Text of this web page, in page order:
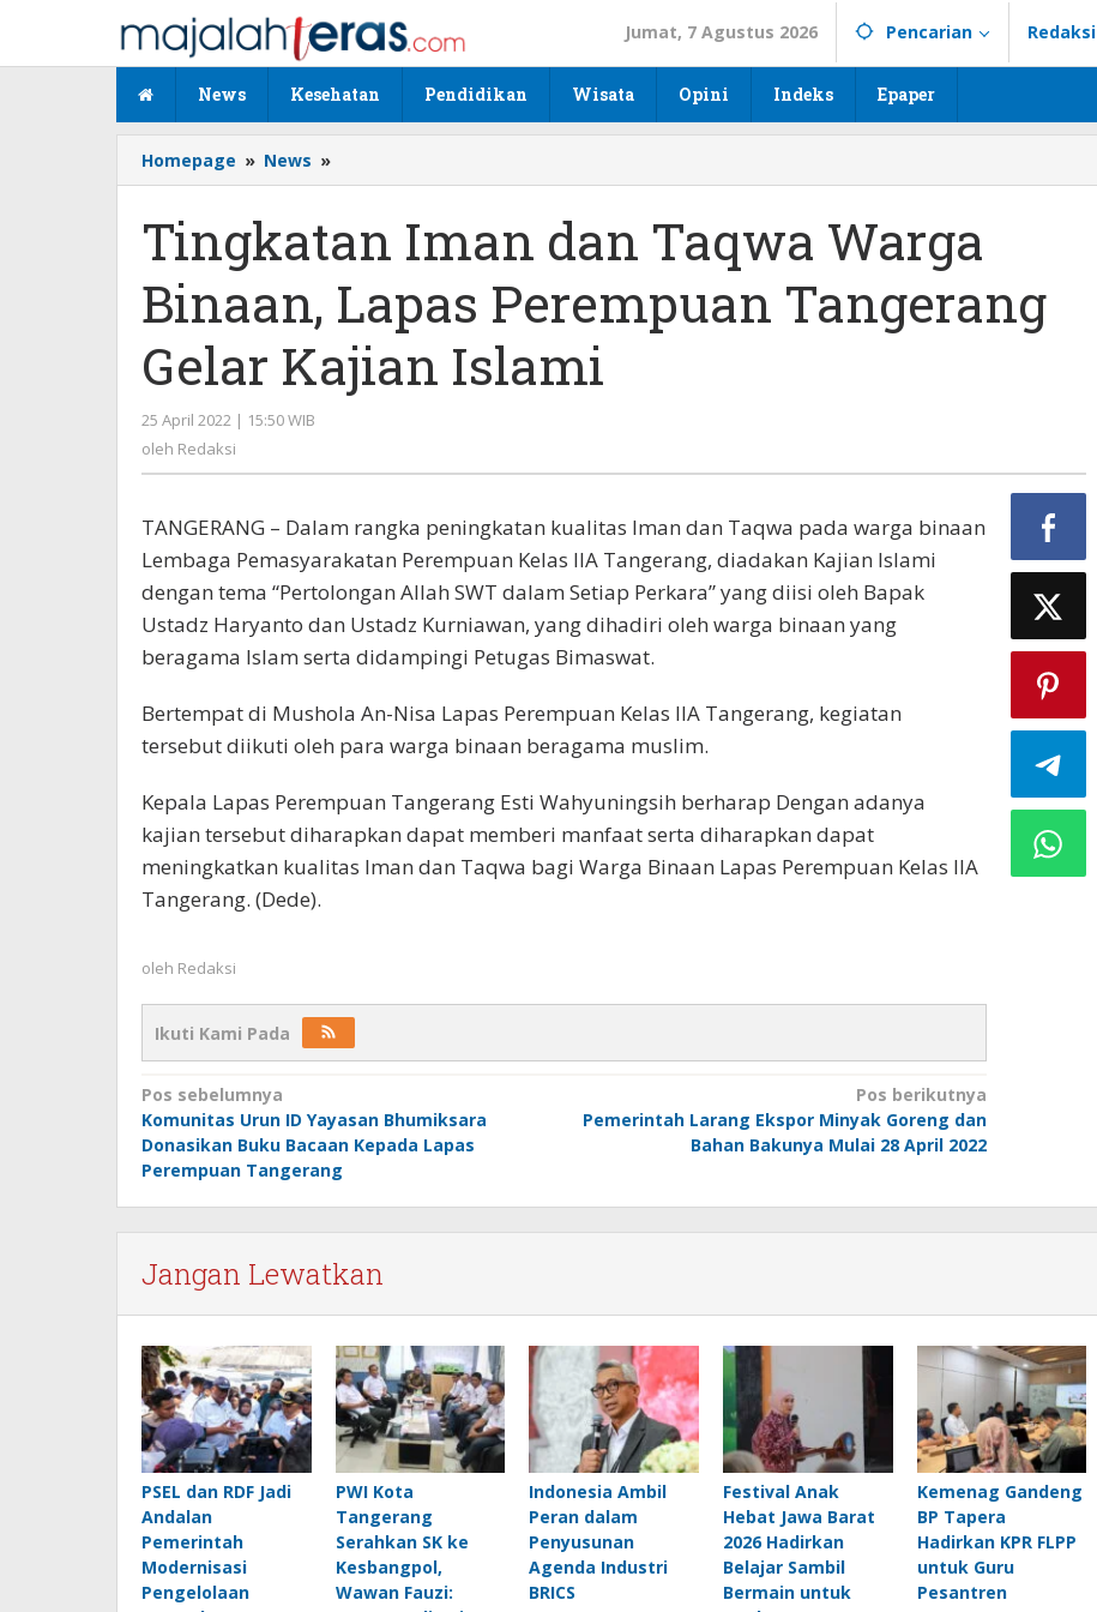
konten
Jumat, 7 Agustus 2026 Pencarian Redaksi
News Kesehatan Pendidikan Wisata Opini Indeks Epaper
Homepage » News »
Iman
Taqwa
Warga
Binaan,
Lapas
Perempuan
Tangerang
Gelar
Tingkatan Iman dan Taqwa Warga
Binaan, Lapas Perempuan Tangerang
Gelar Kajian Islami
25 April 2022 | 15:50 WIB
oleh Redaksi
TANGERANG – Dalam rangka peningkatan kualitas Iman dan Taqwa pada warga binaan
Lembaga Pemasyarakatan Perempuan Kelas IIA Tangerang, diadakan Kajian Islami
dengan tema “Pertolongan Allah SWT dalam Setiap Perkara” yang diisi oleh Bapak
Ustadz Haryanto dan Ustadz Kurniawan, yang dihadiri oleh warga binaan yang
beragama Islam serta didampingi Petugas Bimaswat.
Bertempat di Mushola An-Nisa Lapas Perempuan Kelas IIA Tangerang, kegiatan
tersebut diikuti oleh para warga binaan beragama muslim.
Kepala Lapas Perempuan Tangerang Esti Wahyuningsih berharap Dengan adanya
kajian tersebut diharapkan dapat memberi manfaat serta diharapkan dapat
meningkatkan kualitas Iman dan Taqwa bagi Warga Binaan Lapas Perempuan Kelas IIA
Tangerang. (Dede).
oleh Redaksi
Ikuti Kami Pada
Navigasi
pos
Pos sebelumnya
Komunitas Urun ID Yayasan Bhumiksara
Donasikan Buku Bacaan Kepada Lapas
Perempuan Tangerang
Pos berikutnya
Pemerintah Larang Ekspor Minyak Goreng dan
Bahan Bakunya Mulai 28 April 2022
Jangan Lewatkan
PSEL dan RDF Jadi
Andalan
Pemerintah
Modernisasi
Pengelolaan
PWI Kota
Tangerang
Serahkan SK ke
Kesbangpol,
Wawan Fauzi:
Indonesia Ambil
Peran dalam
Penyusunan
Agenda Industri
BRICS
Festival Anak
Hebat Jawa Barat
2026 Hadirkan
Belajar Sambil
Bermain untuk
Kemenag Gandeng
BP Tapera
Hadirkan KPR FLPP
untuk Guru
Pesantren